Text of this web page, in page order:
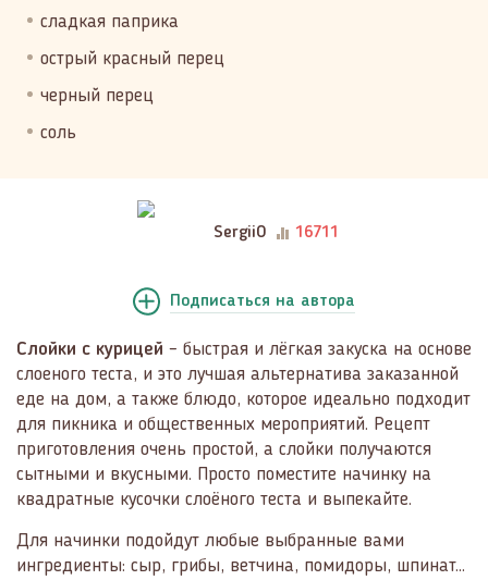
сладкая паприка
острый красный перец
черный перец
соль
SergiiO 16711
Подписаться на автора
Слойки с курицей – быстрая и лёгкая закуска на основе
слоеного теста, и это лучшая альтернатива заказанной
еде на дом, а также блюдо, которое идеально подходит
для пикника и общественных мероприятий. Рецепт
приготовления очень простой, а слойки получаются
сытными и вкусными. Просто поместите начинку на
квадратные кусочки слоёного теста и выпекайте.
Для начинки подойдут любые выбранные вами
ингредиенты: сыр, грибы, ветчина, помидоры, шпинат...